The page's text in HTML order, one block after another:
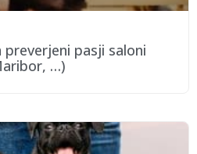
preverjeni pasji saloni
…)